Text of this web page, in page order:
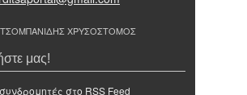
ΧΡΥΣΟΣΤΟΜΟΣ
μας!
στο RSS Feed